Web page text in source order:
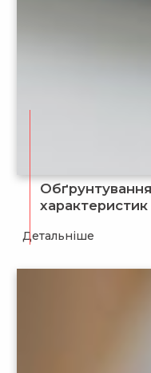
характеристик
Детальніше